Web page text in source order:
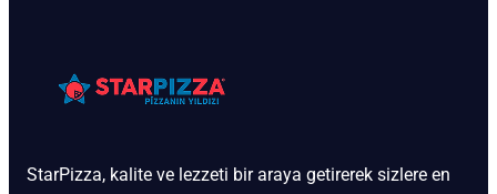
StarPizza, kalite ve lezzeti bir araya getirerek sizlere en